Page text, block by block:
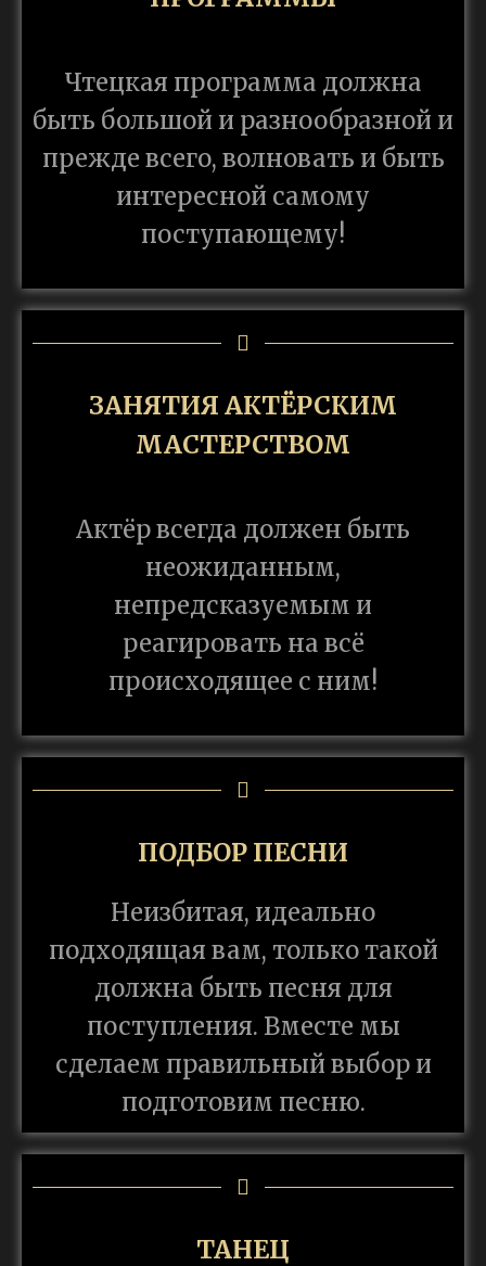
Чтецкая программа должна
быть большой и разнообразной и
прежде всего, волновать и быть
интересной самому
поступающему!
ЗАНЯТИЯ АКТЁРСКИМ
МАСТЕРСТВОМ
Актёр всегда должен быть
неожиданным,
непредсказуемым и
реагировать на всё
происходящее с ним!
ПОДБОР ПЕСНИ
Неизбитая, идеально
подходящая вам, только такой
должна быть песня для
поступления. Вместе мы
сделаем правильный выбор и
подготовим песню.
ТАНЕЦ